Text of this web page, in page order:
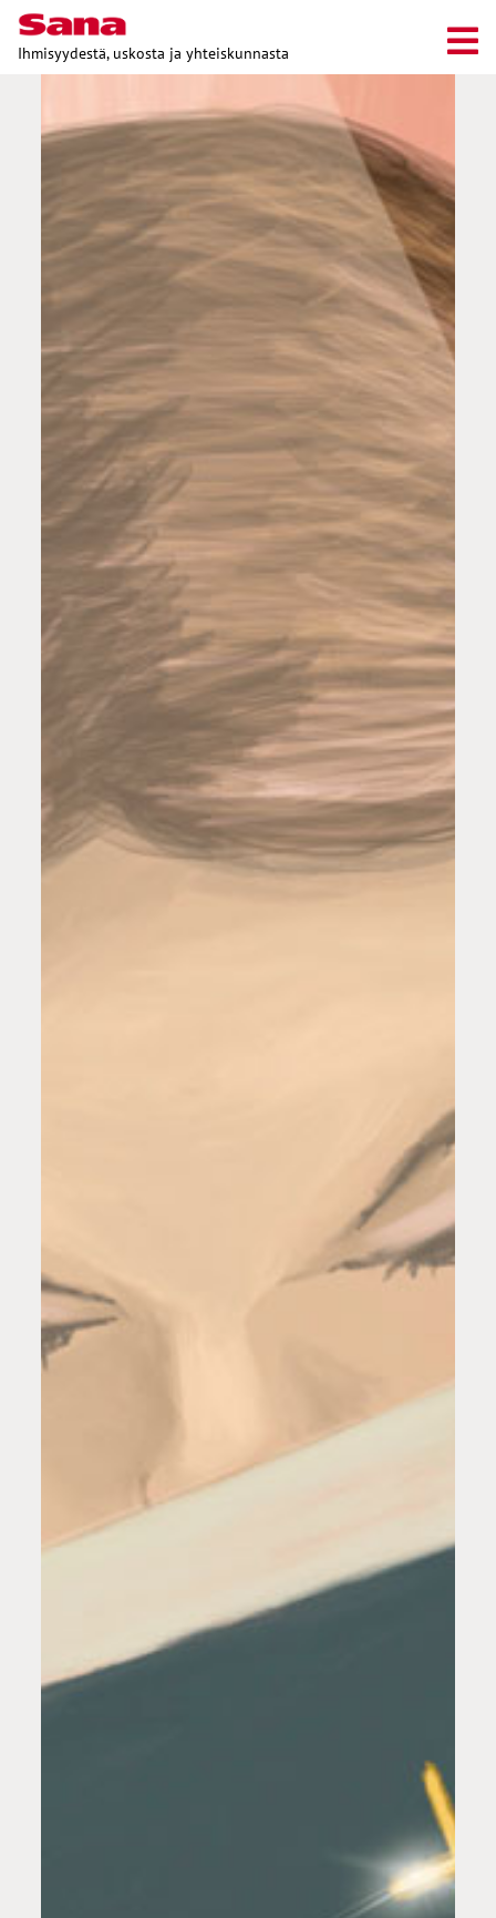
Ihmisyydestä, uskosta ja yhteiskunnasta